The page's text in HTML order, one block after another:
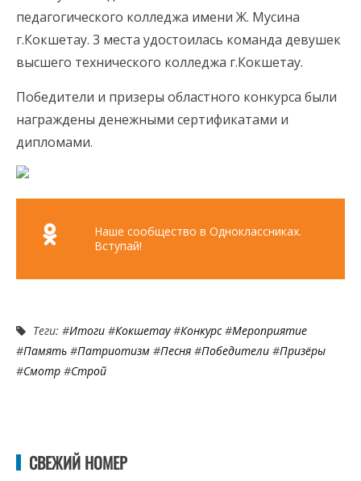
педагогического колледжа имени Ж. Мусина
г.Кокшетау. 3 места удостоилась команда девушек
высшего технического колледжа г.Кокшетау.
Победители и призеры областного конкурса были
награждены денежными сертификатами и
дипломами.
Наше сообщество в Одноклассниках.
Вступай!
Теги: #Итоги #Кокшетау#Конкурс#Мероприятие
#Память #Патриотизм #Песня #Победители #Призёры
#Смотр #Строй
СВЕЖИЙ НОМЕР